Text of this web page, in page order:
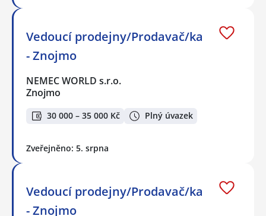
Vedoucí prodejny/Prodavač/ka
- Znojmo
NEMEC WORLD s.r.o.
Znojmo
30 000 – 35 000 Kč Plný úvazek
Zveřejněno: 5. srpna
Vedoucí prodejny/Prodavač/ka
- Znojmo